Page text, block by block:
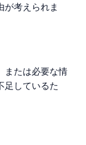
が考えられま
または必要な情
足しているた